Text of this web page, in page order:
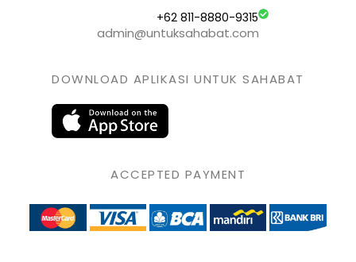
+62 811-8880-9315
admin@untuksahabat.com
DOWNLOAD APLIKASI UNTUK SAHABAT
ACCEPTED PAYMENT